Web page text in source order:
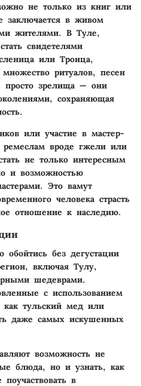
не только из книг или
заключается в живом
жителями. В Туле,
свидетелями
или Троица,
ритуалов, песен
просто зрелища — они
сохраняющая
или участие в мастер-
ремеслам вроде гжели или
не только интересным
и возможностью
Это вамут
человека страсть
отношение к наследию.
без дегустации
включая Тулу,
шедеврами.
с использованием
как тульский мед или
даже самых искушенных
возможность не
блюда, но и узнать, как
в